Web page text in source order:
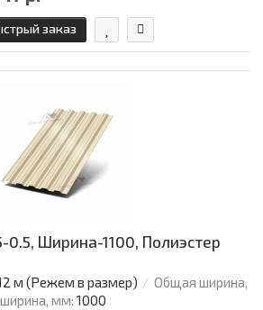
заказ
0.5, Ширина-1100, Полиэстер
м (Режем в размер)
Общая ширина,
мм: 1000